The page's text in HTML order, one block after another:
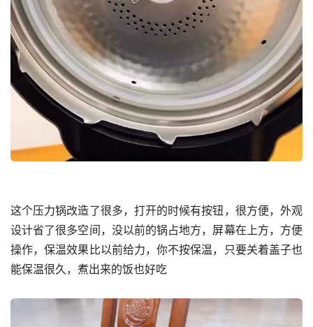
这个压力锅改造了很多，打开的时候有按钮，很方便，外观
设计省了很多空间，没以前的锅占地方，屏幕在上方，方便
操作，保温效果比以前给力，你不按保温，只要关着盖子也
能保温很久，煮出来的饭也好吃